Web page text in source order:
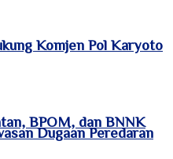
Komjen Pol Karyoto
BPOM, dan BNNK
Dugaan Peredaran